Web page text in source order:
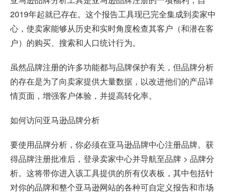
2019年起就已存在。这个报告工具现已完全集成到卖家中
心，使卖家能够从历史和实时角度检查其客户（和潜在客
户）的购买、搜索和人口统计行为。
虽然品牌注册的许多功能都与品牌保护有关，但品牌分析
的存在是为了向卖家提供大量数据，以改进他们的产品详
情页面，增强客户体验，并提高转化率。
如何访问亚马逊品牌分析
要使用品牌分析，你必须在亚马逊品牌中心注册品牌。获
得品牌注册批准后，登录卖家中心并导航至品牌 > 品牌分
析。这将带你进入该工具提供的所有仪表板，其中包括针
对你的品牌和整个亚马逊网站的各种可自定义报告和市场